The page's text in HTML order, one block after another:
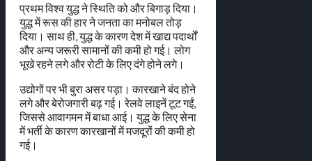
प्रथम विश्व युद्ध ने स्थिति को और बिगाड़ दिया।
युद्ध में रूस की हार ने जनता का मनोबल तोड़
दिया। साथ ही, युद्ध के कारण देश में खाद्य पदार्थों
और अन्य जरूरी सामानों की कमी हो गई। लोग
भूखे रहने लगे और रोटी के लिए दंगे होने लगे।
उद्योगों पर भी बुरा असर पड़ा। कारखाने बंद होने
लगे और बेरोजगारी बढ़ गई। रेलवे लाइनें टूट गईं,
जिससे आवागमन में बाधा आई। युद्ध के लिए सेना
में भर्ती के कारण कारखानों में मजदूरों की कमी हो
गई।